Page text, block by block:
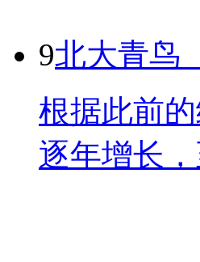
9北大青鸟
根据此前
逐年增长